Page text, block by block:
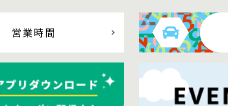
営業時間